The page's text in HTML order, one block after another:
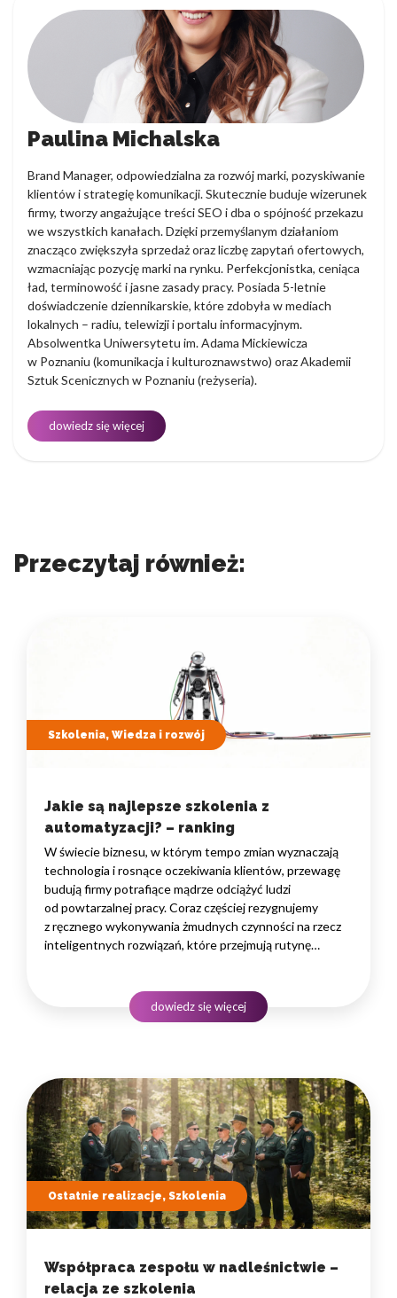
Paulina Michalska
Brand Manager, odpowiedzialna za rozwój marki, pozyskiwanie
klientów i strategię komunikacji. Skutecznie buduje wizerunek
firmy, tworzy angażujące treści SEO i dba o spójność przekazu
we wszystkich kanałach. Dzięki przemyślanym działaniom
znacząco zwiększyła sprzedaż oraz liczbę zapytań ofertowych,
wzmacniając pozycję marki na rynku. Perfekcjonistka, ceniąca
ład, terminowość i jasne zasady pracy. Posiada 5-letnie
doświadczenie dziennikarskie, które zdobyła w mediach
lokalnych – radiu, telewizji i portalu informacyjnym.
Absolwentka Uniwersytetu im. Adama Mickiewicza
w Poznaniu (komunikacja i kulturoznawstwo) oraz Akademii
Sztuk Scenicznych w Poznaniu (reżyseria).
dowiedz się więcej
Przeczytaj również:
Szkolenia, Wiedza i rozwój
Jakie są najlepsze szkolenia z
automatyzacji? – ranking
W świecie biznesu, w którym tempo zmian wyznaczają
technologia i rosnące oczekiwania klientów, przewagę
budują firmy potrafiące mądrze odciążyć ludzi
od powtarzalnej pracy. Coraz częściej rezygnujemy
z ręcznego wykonywania żmudnych czynności na rzecz
inteligentnych rozwiązań, które przejmują rutynę
rozwojowego to decyzja strategiczna — wpływa
na wydajność zespołów,…
dowiedz się więcej
Ostatnie realizacje, Szkolenia
Współpraca zespołu w nadleśnictwie –
relacja ze szkolenia